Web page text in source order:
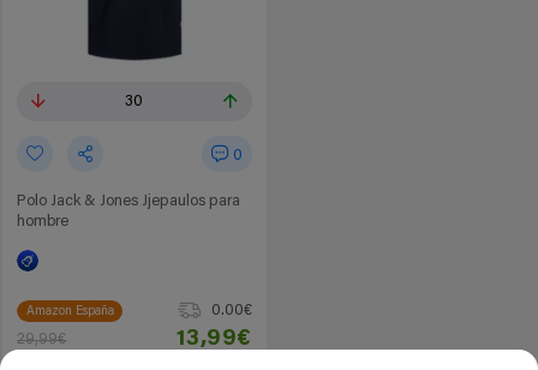
30
0
Polo Jack & Jones Jjepaulos para
hombre
Amazon España
0.00€
29,99€
13,99€